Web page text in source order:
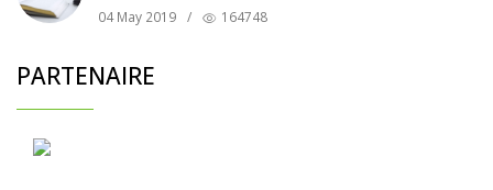
04 May 2019 / 164748
PARTENAIRE